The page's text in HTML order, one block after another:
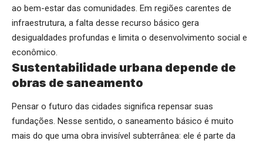
ao bem-estar das comunidades. Em regiões carentes de
infraestrutura, a falta desse recurso básico gera
desigualdades profundas e limita o desenvolvimento social e
econômico.
Sustentabilidade urbana depende de
obras de saneamento
Pensar o futuro das cidades significa repensar suas
fundações. Nesse sentido, o saneamento básico é muito
mais do que uma obra invisível subterrânea: ele é parte da